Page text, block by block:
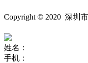
Copyright © 2020 深圳
姓名：
手机：